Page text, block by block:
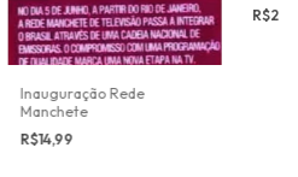
Inauguração Rede
Manchete
R$14,99